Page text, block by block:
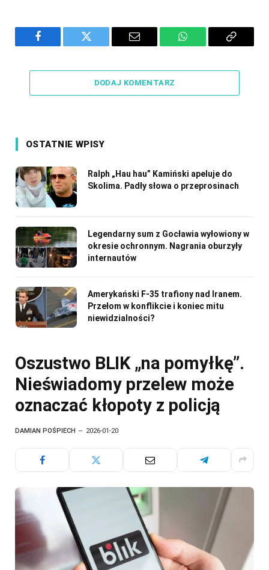
Facebook Twitter Email WhatsAppCopy
DODAJ KOMENTARZ
OSTATNIE WPISY
Ralph „Hau hau” Kamiński apeluje do
Skolima. Padły słowa o przeprosinach
Legendarny sum z Gocławia wyłowiony w
okresie ochronnym. Nagrania oburzyły
internautów
Amerykański F-35 trafiony nad Iranem.
Przełom w konflikcie i koniec mitu
niewidzialności?
Oszustwo BLIK „na pomyłkę”.
Nieświadomy przelew może
oznaczać kłopoty z policją
DAMIAN POŚPIECH 2026-01-20